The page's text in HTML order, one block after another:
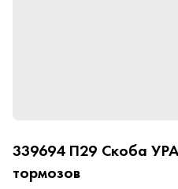
339694 П29 Скоба
тормозов